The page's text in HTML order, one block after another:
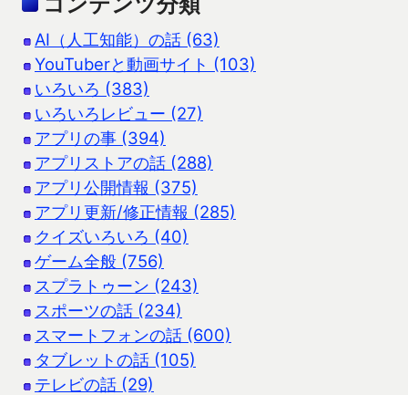
AI（人工知能）の話 (63)
YouTuberと動画サイト (103)
いろいろ (383)
いろいろレビュー (27)
アプリの事 (394)
アプリストアの話 (288)
アプリ公開情報 (375)
アプリ更新/修正情報 (285)
クイズいろいろ (40)
ゲーム全般 (756)
スプラトゥーン (243)
スポーツの話 (234)
スマートフォンの話 (600)
タブレットの話 (105)
テレビの話 (29)